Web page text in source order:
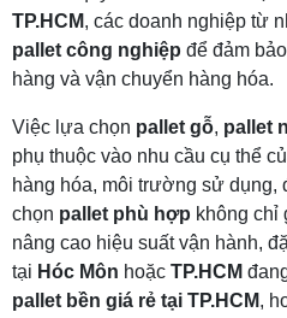
TP.HCM, các doanh nghiệp từ
pallet công nghiệp để đảm
hàng và vận chuyển hàng hóa.
Việc lựa chọn pallet gỗ, pallet
phụ thuộc vào nhu cầu cụ thể
hàng hóa, môi trường sử dụng,
chọn pallet phù hợp không chỉ
nâng cao hiệu suất vận hành,
tại Hóc Môn hoặc TP.HCM
pallet bền giá rẻ tại TP.HCM,